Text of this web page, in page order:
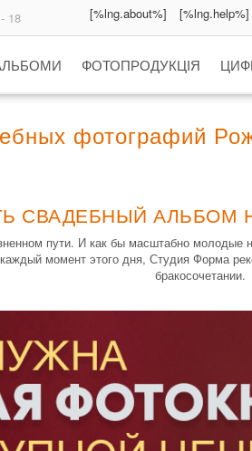
18 [%lng.about%] [%lng.help%]
ФОТОПРОДУКЦІЯ
фотографий
СВАДЕБНЫЙ АЛЬБОМ
пути. И как бы масштабно молодые
момент этого дня, Студия Форма
бракосочетании.